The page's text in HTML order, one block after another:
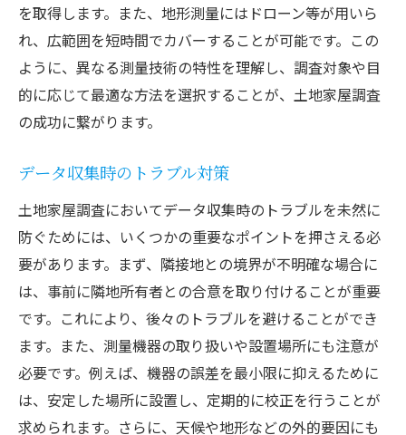
を取得します。また、地形測量にはドローン等が用いら
れ、広範囲を短時間でカバーすることが可能です。この
ように、異なる測量技術の特性を理解し、調査対象や目
的に応じて最適な方法を選択することが、土地家屋調査
の成功に繋がります。
データ収集時のトラブル対策
土地家屋調査においてデータ収集時のトラブルを未然に
防ぐためには、いくつかの重要なポイントを押さえる必
要があります。まず、隣接地との境界が不明確な場合に
は、事前に隣地所有者との合意を取り付けることが重要
です。これにより、後々のトラブルを避けることができ
ます。また、測量機器の取り扱いや設置場所にも注意が
必要です。例えば、機器の誤差を最小限に抑えるために
は、安定した場所に設置し、定期的に校正を行うことが
求められます。さらに、天候や地形などの外的要因にも